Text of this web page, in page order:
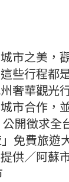
市之美，
些行程都
奢華觀光
市合作，
開徵求全
免費旅遊
供／阿蘇